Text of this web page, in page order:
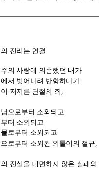
진리는 연결
주의 사랑에 의존했던 내가
에서 벗어나려 반항하다가
저지른 단절의 죄 ,
으로부터 소외되고
터 소외되고
로부터 소외되고
으로부터 소외된 외톨이의 절규,
의 진실을 대면하지 않은 실패의